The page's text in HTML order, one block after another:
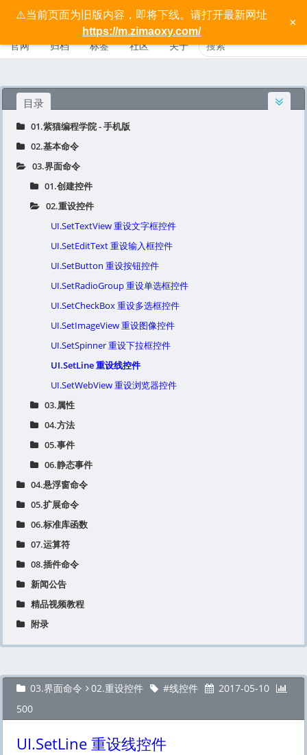
⚠️当前页面为旧版内容，即将下线。请打开最新网址
https://m.zimaoxy.com/
×
按键精灵手机版宝典 - 紫猫学院
官网 归档 标签 社区 关于
目录
01.紫猫编程学院 - 手机版
02.基本命令
03.界面命令
01.创建控件
02.重设控件
UI.SetTextView 重设文字框控件
UI.SetEditText 重设输入框控件
UI.SetButton 重设按钮控件
UI.SetRadioGroup 重设单选框控件
UI.SetCheckBox 重设多选框控件
UI.SetImageView 重设图像控件
UI.SetSpinner 重设下拉框控件
UI.SetLine 重设线控件
UI.SetWebView 重设浏览器控件
03.属性
04.方法
05.事件
06.静态事件
04.悬浮窗命令
05.扩展命令
06.标准库函数
07.运算符
08.插件命令
新闻公告
精品视频教程
附录
03.界面命令 02.重设控件 线控件
2017-05-10
500
UI.SetLine 重设线控件